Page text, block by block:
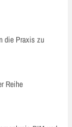
die Praxis zu
Reihe